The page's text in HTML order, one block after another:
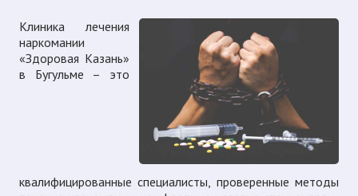
Клиника лечения
наркомании
«Здоровая Казань»
в Бугульме – это
квалифицированные специалисты, проверенные методы